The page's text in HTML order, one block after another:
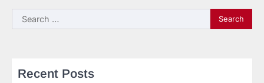
Search
for:
Recent Posts